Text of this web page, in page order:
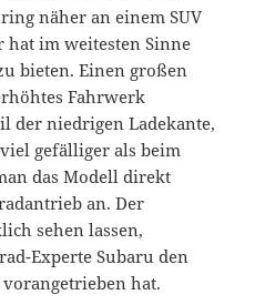
näher an einem SUV
hat im weitesten Sinne
bieten. Einen großen
Fahrwerk
der niedrigen Ladekante,
gefälliger als beim
das Modell direkt
an. Der
sehen lassen,
Experte Subaru den
hat.